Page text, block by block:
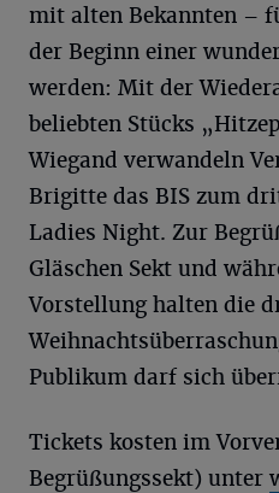
mit alten Bekannten –
der Beginn einer
werden: Mit der
beliebten Stücks
Wiegand verwandeln
Brigitte das BIS zum
Ladies Night. Zur
Gläschen Sekt und
Vorstellung halten die
Publikum darf sich
Tickets kosten im
Begrüßungssekt) unter